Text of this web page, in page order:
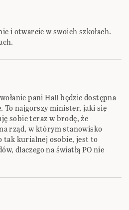
i otwarcie w swoich szkołach.
pani Hall będzie dostępna
To najgorszy minister, jaki się
sobie teraz w brodę, że
rząd, w którym stanowisko
kurialnej osobie, jest to
dlaczego na światłą PO nie